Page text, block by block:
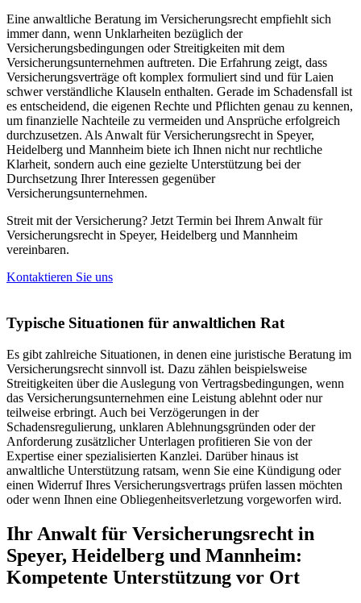
Eine anwaltliche Beratung im Versicherungsrecht empfiehlt sich
immer dann, wenn Unklarheiten bezüglich der
Versicherungsbedingungen oder Streitigkeiten mit dem
Versicherungsunternehmen auftreten. Die Erfahrung zeigt, dass
Versicherungsverträge oft komplex formuliert sind und für Laien
schwer verständliche Klauseln enthalten. Gerade im Schadensfall ist
es entscheidend, die eigenen Rechte und Pflichten genau zu kennen,
um finanzielle Nachteile zu vermeiden und Ansprüche erfolgreich
durchzusetzen. Als Anwalt für Versicherungsrecht in Speyer,
Heidelberg und Mannheim biete ich Ihnen nicht nur rechtliche
Klarheit, sondern auch eine gezielte Unterstützung bei der
Durchsetzung Ihrer Interessen gegenüber
Versicherungsunternehmen.
Streit mit der Versicherung? Jetzt Termin bei Ihrem Anwalt für
Versicherungsrecht in Speyer, Heidelberg und Mannheim
vereinbaren.
Kontaktieren Sie uns
Typische Situationen für anwaltlichen Rat
Es gibt zahlreiche Situationen, in denen eine juristische Beratung im
Versicherungsrecht sinnvoll ist. Dazu zählen beispielsweise
Streitigkeiten über die Auslegung von Vertragsbedingungen, wenn
das Versicherungsunternehmen eine Leistung ablehnt oder nur
teilweise erbringt. Auch bei Verzögerungen in der
Schadensregulierung, unklaren Ablehnungsgründen oder der
Anforderung zusätzlicher Unterlagen profitieren Sie von der
Expertise einer spezialisierten Kanzlei. Darüber hinaus ist
anwaltliche Unterstützung ratsam, wenn Sie eine Kündigung oder
einen Widerruf Ihres Versicherungsvertrags prüfen lassen möchten
oder wenn Ihnen eine Obliegenheitsverletzung vorgeworfen wird.
Ihr Anwalt für Versicherungsrecht in
Speyer, Heidelberg und Mannheim:
Kompetente Unterstützung vor Ort